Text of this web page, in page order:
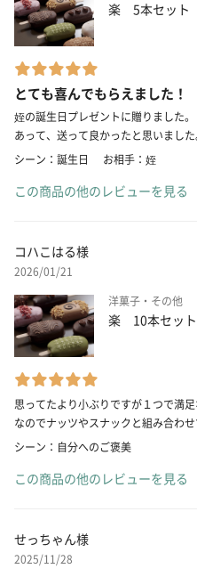
楽 5本セット
とても喜んでもらえました！
姪の誕生日プレゼントに贈りました
あって、送って良かったと思いました
シーン：誕生日
お相手：姪
この商品の他のレビューを見る
コハこはる様
2026/01/21
洋菓子・その他
楽 10本セット
思ってたより小ぶりですが１つで満
なのでナッツやスナックと組み合わ
シーン：自分へのご褒美
この商品の他のレビューを見る
せっちゃん様
2025/11/28